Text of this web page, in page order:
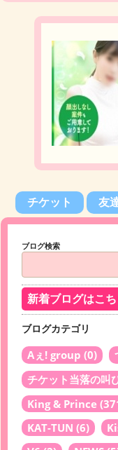
チケット 友
ブログ検索
新着ブログはこち
ブログカテゴリ
Aぇ! group (0)
チケット当落の叫
King & Prince
KAT-TUN (6)